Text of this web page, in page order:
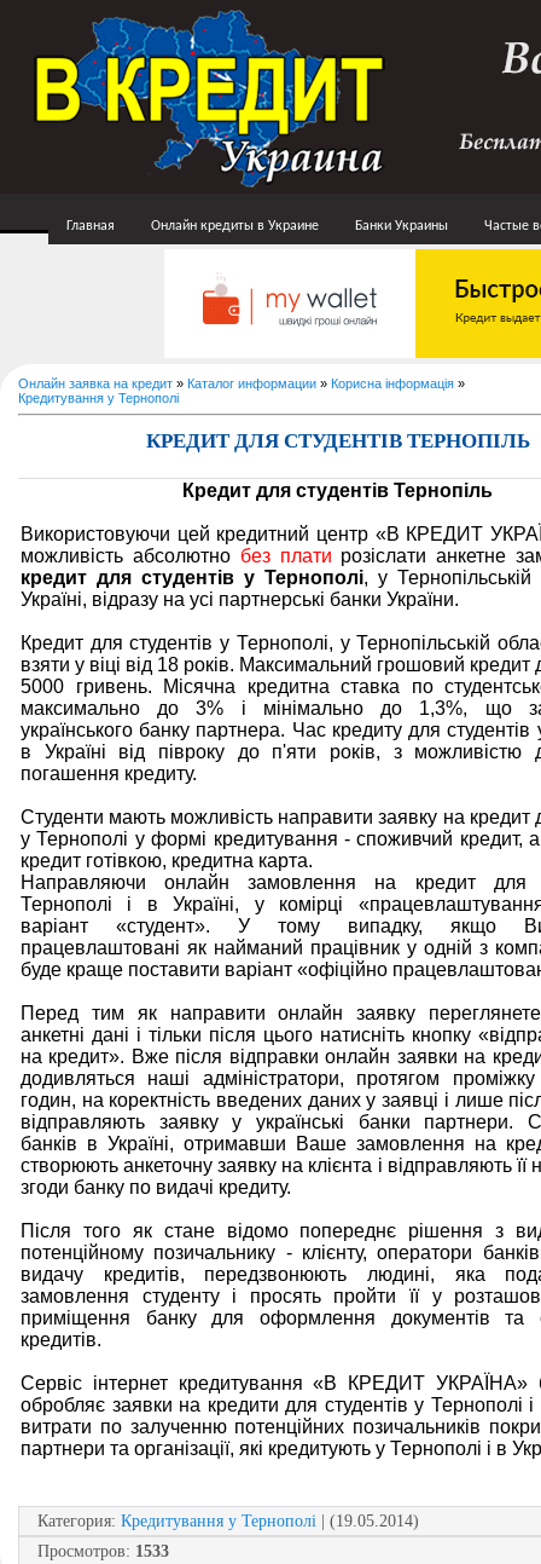
Главная Онлайн кредиты в Украине Банки Украины Частые
Онлайн заявка на кредит » Каталог информации » Корисна інформація »
Кредитування у Тернополі
КРЕДИТ ДЛЯ СТУДЕНТІВ ТЕРНОПІЛЬ
Кредит для студентів Тернопіль
Використовуючи цей кредитний центр «В КРЕДИТ
можливість абсолютно без плати розіслати анкетне
кредит для студентів у Тернополі, у
Україні, відразу на усі партнерські банки України.
Кредит для студентів у Тернополі, у Тернопільській
взяти у віці від 18 років. Максимальний грошовий кредит
5000 гривень. Місячна кредитна ставка по
максимально до 3% і мінімально до 1,3%, що
українського банку партнера. Час кредиту для студентів
в Україні від півроку до п'яти років, з можливістю
погашення кредиту.
Студенти мають можливість направити заявку на кредит
у Тернополі у формі кредитування - споживчий кредит,
кредит готівкою, кредитна карта.
Направляючи онлайн замовлення на кредит для
Тернополі і в Україні, у комірці
варіант «студент». У тому випадку, якщо
працевлаштовані як найманий працівник у одній з
буде краще поставити варіант «офіційно
Перед тим як направити онлайн заявку переглянете
анкетні дані і тільки після цього натисніть кнопку
на кредит». Вже після відправки онлайн заявки на
додивляться наші адміністратори, протягом
годин, на коректність введених даних у заявці і лише
відправляють заявку у українські банки партнери.
банків в Україні, отримавши Ваше замовлення на
створюють анкеточну заявку на клієнта і відправляють
згоди банку по видачі кредиту.
Після того як стане відомо попереднє рішення з
потенційному позичальнику - клієнту, оператори
видачу кредитів, передзвонюють людині, яка
замовлення студенту і просять пройти її у
приміщення банку для оформлення документів та
кредитів.
Сервіс інтернет кредитування «В КРЕДИТ УКРАЇНА»
обробляє заявки на кредити для студентів у Тернополі і
витрати по залученню потенційних позичальників
партнери та організації, які кредитують у Тернополі і в
Категория: Кредитування у Тернополі | (19.05.2014)
Просмотров: 1533